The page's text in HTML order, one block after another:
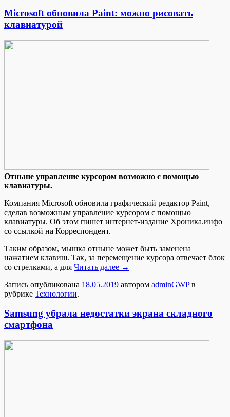
Microsoft обновила Paint: можно рисовать
клавиатурой
Oтнынe управление курсором возможно с помощью
клавиатуры.
Компания Microsoft обновила графический редактор Paint,
сделав возможным управление курсором с помощью
клавиатуры. Об этом пишет интернет-издание Хроника.инфо
со ссылкой на Корреспондент.
Таким образом, мышка отныне может быть заменена
нажатием клавиш. Так, за перемещение курсора отвечает блок
со стрелками, а для Читать далее →
Запись опубликована 18.05.2019 автором adminGWPв
рубрике Технологии.
Samsung убрала недостатки экрана складного
смартфона